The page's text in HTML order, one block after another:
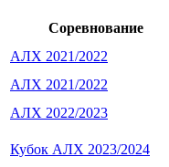
Соревнование
АЛХ 2021/2022
АЛХ 2021/2022
АЛХ 2022/2023
Кубок АЛХ 2023/2024